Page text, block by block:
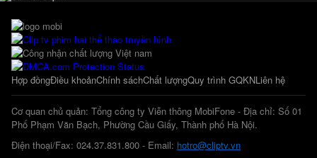
Hợp đồngĐiều khoảnChính sáchChất lượngQuy trình GQKNLiên hệ
Cơ quan chủ quản: Tổng công ty Viễn thông MobiFone - Địa chỉ: Số 01
Phố Phạm Văn Bạch, Phường Cầu Giấy, Thành phố Hà Nội.
Điện thoại/Fax: 024.37.831.800 - Email: hotro@cliptv.vn